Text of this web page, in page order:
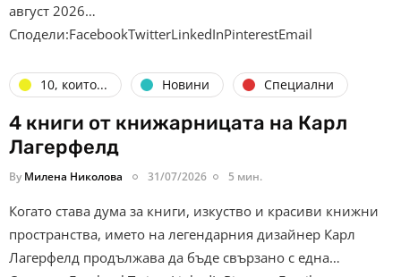
август 2026…
Сподели:FacebookTwitterLinkedInPinterestEmail
10, които... Новини Специални
4 книги от книжарницата на Карл
Лагерфелд
By Милена Николова 31/07/2026 5 мин.
Когато става дума за книги, изкуство и красиви книжни
пространства, името на легендарния дизайнер Карл
Лагерфелд продължава да бъде свързано с една…